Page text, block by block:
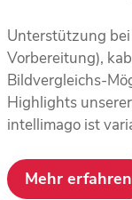
Unterstützung
Vorbereitung),
Bildvergleichs-
Highlights
intellimago ist
Mehr erfahren